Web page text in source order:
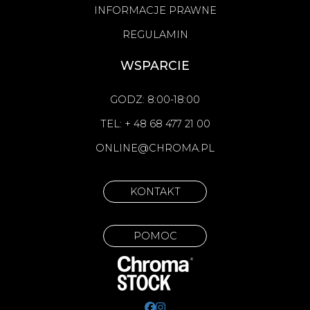
INFORMACJE PRAWNE
REGULAMIN
WSPARCIE
GODZ: 8:00-18:00
TEL: + 48 68 477 21 00
ONLINE@CHROMA.PL
KONTAKT
POMOC